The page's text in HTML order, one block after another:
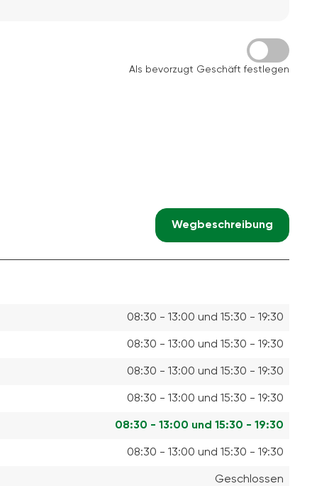
Als bevorzugt Geschäft festlegen
Wegbeschreibung
08:30 - 13:00 und 15:30 - 19:30
08:30 - 13:00 und 15:30 - 19:30
08:30 - 13:00 und 15:30 - 19:30
08:30 - 13:00 und 15:30 - 19:30
08:30 - 13:00 und 15:30 - 19:30
08:30 - 13:00 und 15:30 - 19:30
Geschlossen